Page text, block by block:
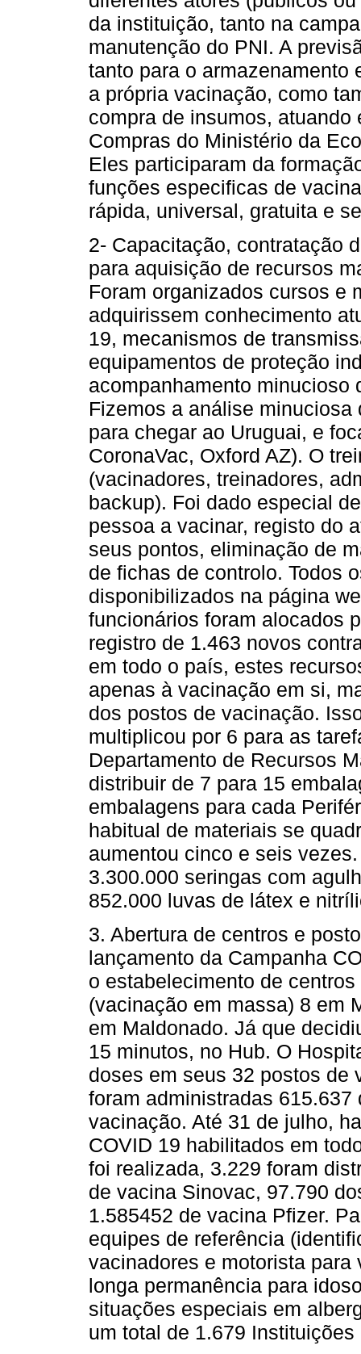
da instituição, tanto na
manutenção do PNI. A
tanto para o armazenamento
a própria vacinação, como
compra de insumos,
Compras do Ministério da
Eles participaram da
funções especificas de
rápida, universal, gratuita e
2- Capacitação, contratação
para aquisição de recursos
Foram organizados cursos e
adquirissem conhecimento
19, mecanismos de
equipamentos de proteção
acompanhamento minucioso
Fizemos a análise
para chegar ao Uruguai, e
CoronaVac, Oxford AZ). O
(vacinadores, treinadores,
backup). Foi dado especial
pessoa a vacinar, registo do
seus pontos, eliminação de
de fichas de controlo. Todos
disponibilizados na página
funcionários foram alocados
registro de 1.463 novos
em todo o país, estes
apenas à vacinação em si,
dos postos de vacinação.
multiplicou por 6 para as
Departamento de Recursos
distribuir de 7 para 15
embalagens para cada
habitual de materiais se
aumentou cinco e seis
3.300.000 seringas com
852.000 luvas de látex e
3. Abertura de centros e
lançamento da Campanha
o estabelecimento de
(vacinação em massa) 8 em
em Maldonado. Já que
15 minutos, no Hub. O
doses em seus 32 postos de
foram administradas
vacinação. Até 31 de julho,
COVID 19 habilitados em
foi realizada, 3.229 foram
de vacina Sinovac, 97.790
1.585452 de vacina Pfizer.
equipes de referência
vacinadores e motorista
longa permanência para
situações especiais em
um total de 1.679